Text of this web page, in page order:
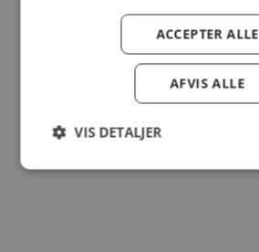
ACCEPTER ALLE
AFVIS ALLE
VIS DETALJER